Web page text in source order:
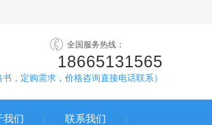
全国服务热线：
18665131565
书，定购需求，价格咨询直接电话联系）
我们 联系我们